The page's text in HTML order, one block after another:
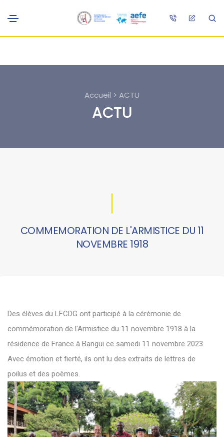
Accueil > ACTU
ACTU
COMMEMORATION DE L'ARMISTICE DU 11
NOVEMBRE 1918
Des élèves du LFCDG ont participé à la cérémonie de
commémoration de l'Armistice du 11 novembre 1918 à la
résidence de France à Bangui ce samedi 11 novembre 2023.
Avec émotion et fierté, ils ont lu des extraits de lettres de
poilus et des poèmes.